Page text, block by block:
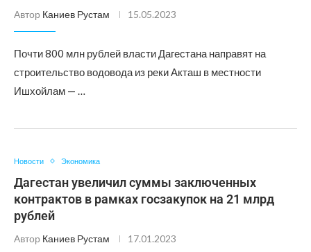
Автор Каниев Рустам 15.05.2023
Почти 800 млн рублей власти Дагестана направят на
строительство водовода из реки Акташ в местности
Ишхойлам — …
Новости Экономика
Дагестан увеличил суммы заключенных
контрактов в рамках госзакупок на 21 млрд
рублей
Автор Каниев Рустам 17.01.2023